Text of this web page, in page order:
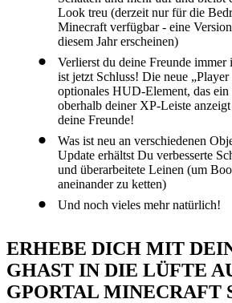
Look treu (derzeit nur für die
Minecraft verfügbar - eine
diesem Jahr erscheinen)
Verlierst du deine Freunde
ist jetzt Schluss! Die neue
optionales HUD-Element, das
oberhalb deiner XP-Leiste
deine Freunde!
Was ist neu an verschiedenen
Update erhältst Du verbesserte
und überarbeitete Leinen (um
aneinander zu ketten)
Und noch vieles mehr natürlich!
ERHEBE DICH MIT
GHAST IN DIE LÜFTE
GPORTAL MINECRAFT